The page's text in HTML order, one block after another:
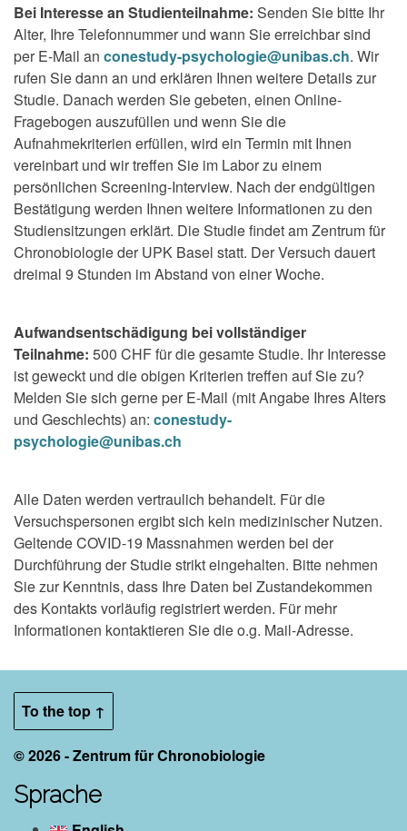
Bei Interesse an Studienteilnahme: Senden Sie bitte Ihr
Alter, Ihre Telefonnummer und wann Sie erreichbar sind
per E-Mail an conestudy-psychologie@unibas.ch. Wir
rufen Sie dann an und erklären Ihnen weitere Details zur
Studie. Danach werden Sie gebeten, einen Online-
Fragebogen auszufüllen und wenn Sie die
Aufnahmekriterien erfüllen, wird ein Termin mit Ihnen
vereinbart und wir treffen Sie im Labor zu einem
persönlichen Screening-Interview. Nach der endgültigen
Bestätigung werden Ihnen weitere Informationen zu den
Studiensitzungen erklärt. Die Studie findet am Zentrum für
Chronobiologie der UPK Basel statt. Der Versuch dauert
dreimal 9 Stunden im Abstand von einer Woche.
Aufwandsentschädigung bei vollständiger
Teilnahme: 500 CHF für die gesamte Studie. Ihr Interesse
ist geweckt und die obigen Kriterien treffen auf Sie zu?
Melden Sie sich gerne per E-Mail (mit Angabe Ihres Alters
und Geschlechts) an: conestudy-
psychologie@unibas.ch
Alle Daten werden vertraulich behandelt. Für die
Versuchspersonen ergibt sich kein medizinischer Nutzen.
Geltende COVID-19 Massnahmen werden bei der
Durchführung der Studie strikt eingehalten. Bitte nehmen
Sie zur Kenntnis, dass Ihre Daten bei Zustandekommen
des Kontakts vorläufig registriert werden. Für mehr
Informationen kontaktieren Sie die o.g. Mail-Adresse.
To the top ↑
© 2026 - Zentrum für Chronobiologie
Sprache